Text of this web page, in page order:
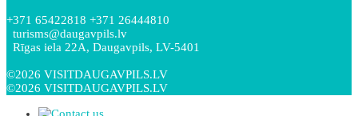
+371 65422818 +371 26444810
turisms@daugavpils.lv
Rīgas iela 22A, Daugavpils, LV-5401
©2026 VISITDAUGAVPILS.LV
©2026 VISITDAUGAVPILS.LV